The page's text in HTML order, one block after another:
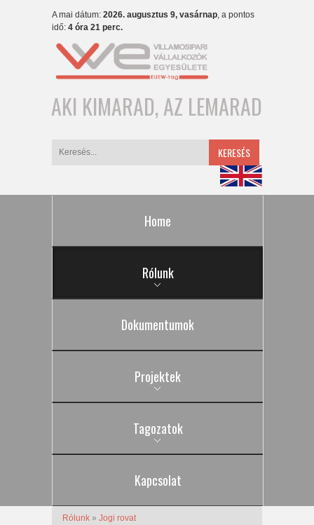
A mai dátum: 2026. augusztus 9, vasárnap, a pontos
idő: 4 óra 21 perc.
AKI KIMARAD, AZ LEMARAD
KERESÉS
Home
Rólunk
Dokumentumok
Projektek
Tagozatok
Kapcsolat
Rólunk » Jogi rovat